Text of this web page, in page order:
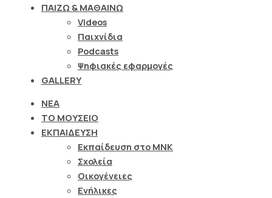
ΠΑΙΖΩ & ΜΑΘΑΙΝΩ
Videos
Παιχνίδια
Podcasts
Ψηφιακές εφαρμογές
GALLERY
ΝΕΑ
ΤΟ ΜΟΥΣΕΙΟ
ΕΚΠΑΙΔΕΥΣΗ
Εκπαίδευση στο ΜΝΚ
Σχολεία
Οικογένειες
Ενήλικες